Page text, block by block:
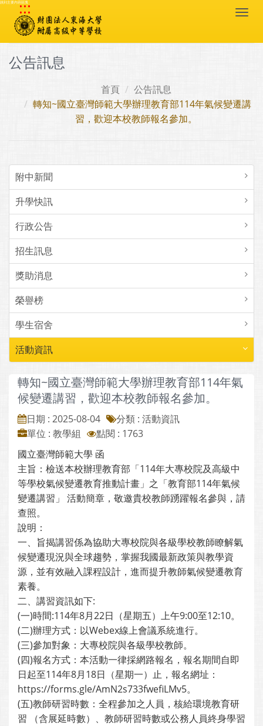
跳到主要內容區塊
:::
公告訊息
首頁
公告訊息
轉知~國立臺灣師範大學辦理教育部114年氣候變遷講
習，歡迎本校教師報名參加。
附中新聞
升學快訊
行政公告
招生訊息
獎助消息
榮譽榜
學生宿舍
活動資訊
轉知~國立臺灣師範大學辦理教育部114年氣
候變遷講習，歡迎本校教師報名參加。
日期 : 2025-08-04
分類 : 活動資訊
單位 : 教學組
點閱 : 1763
國立臺灣師範大學 函
主旨：檢送本校辦理教育部「114年大專校院及高級中
等學校氣候變遷教育推動計畫」之「教育部114年氣候
變遷講習」 活動簡章，敬邀貴校教師踴躍報名參與，請
查照。
說明：
一、旨揭講習係為協助大專校院與各級學校教師瞭解氣
候變遷現況與全球趨勢，掌握我國最新政策與教學資
源，並有效融入課程設計，進而提升教師氣候變遷教育
素養。
二、講習資訊如下:
(一)時間:114年8月22日（星期五）上午9:00至12:10。
(二)辦理方式：以Webex線上會議系統進行。
(三)參加對象：大專校院與各級學校教師。
(四)報名方式：本活動一律採網路報名，報名期間自即
日起至114年8月18日（星期一）止，報名網址：
https://forms.gle/AmN2s733fwefiLMv5。
(五)教師研習時數：全程參加之人員，核給環境教育研
習 （含展延時數）、教師研習時數或公務人員終身學習